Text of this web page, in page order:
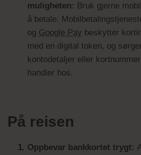
muligheten: Bruk gjerne
å betale.
og Google Pay beskytter
med en digital token, og
kontodetaljer eller
handler hos.
På reisen
Oppbevar bankkortet trygt: